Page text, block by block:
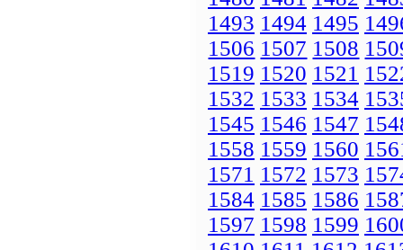
1493 1494 1495
1506 1507 1508
1519 1520 1521
1532 1533 1534
1545 1546 1547
1558 1559 1560
1571 1572 1573
1584 1585 1586
1597 1598 1599